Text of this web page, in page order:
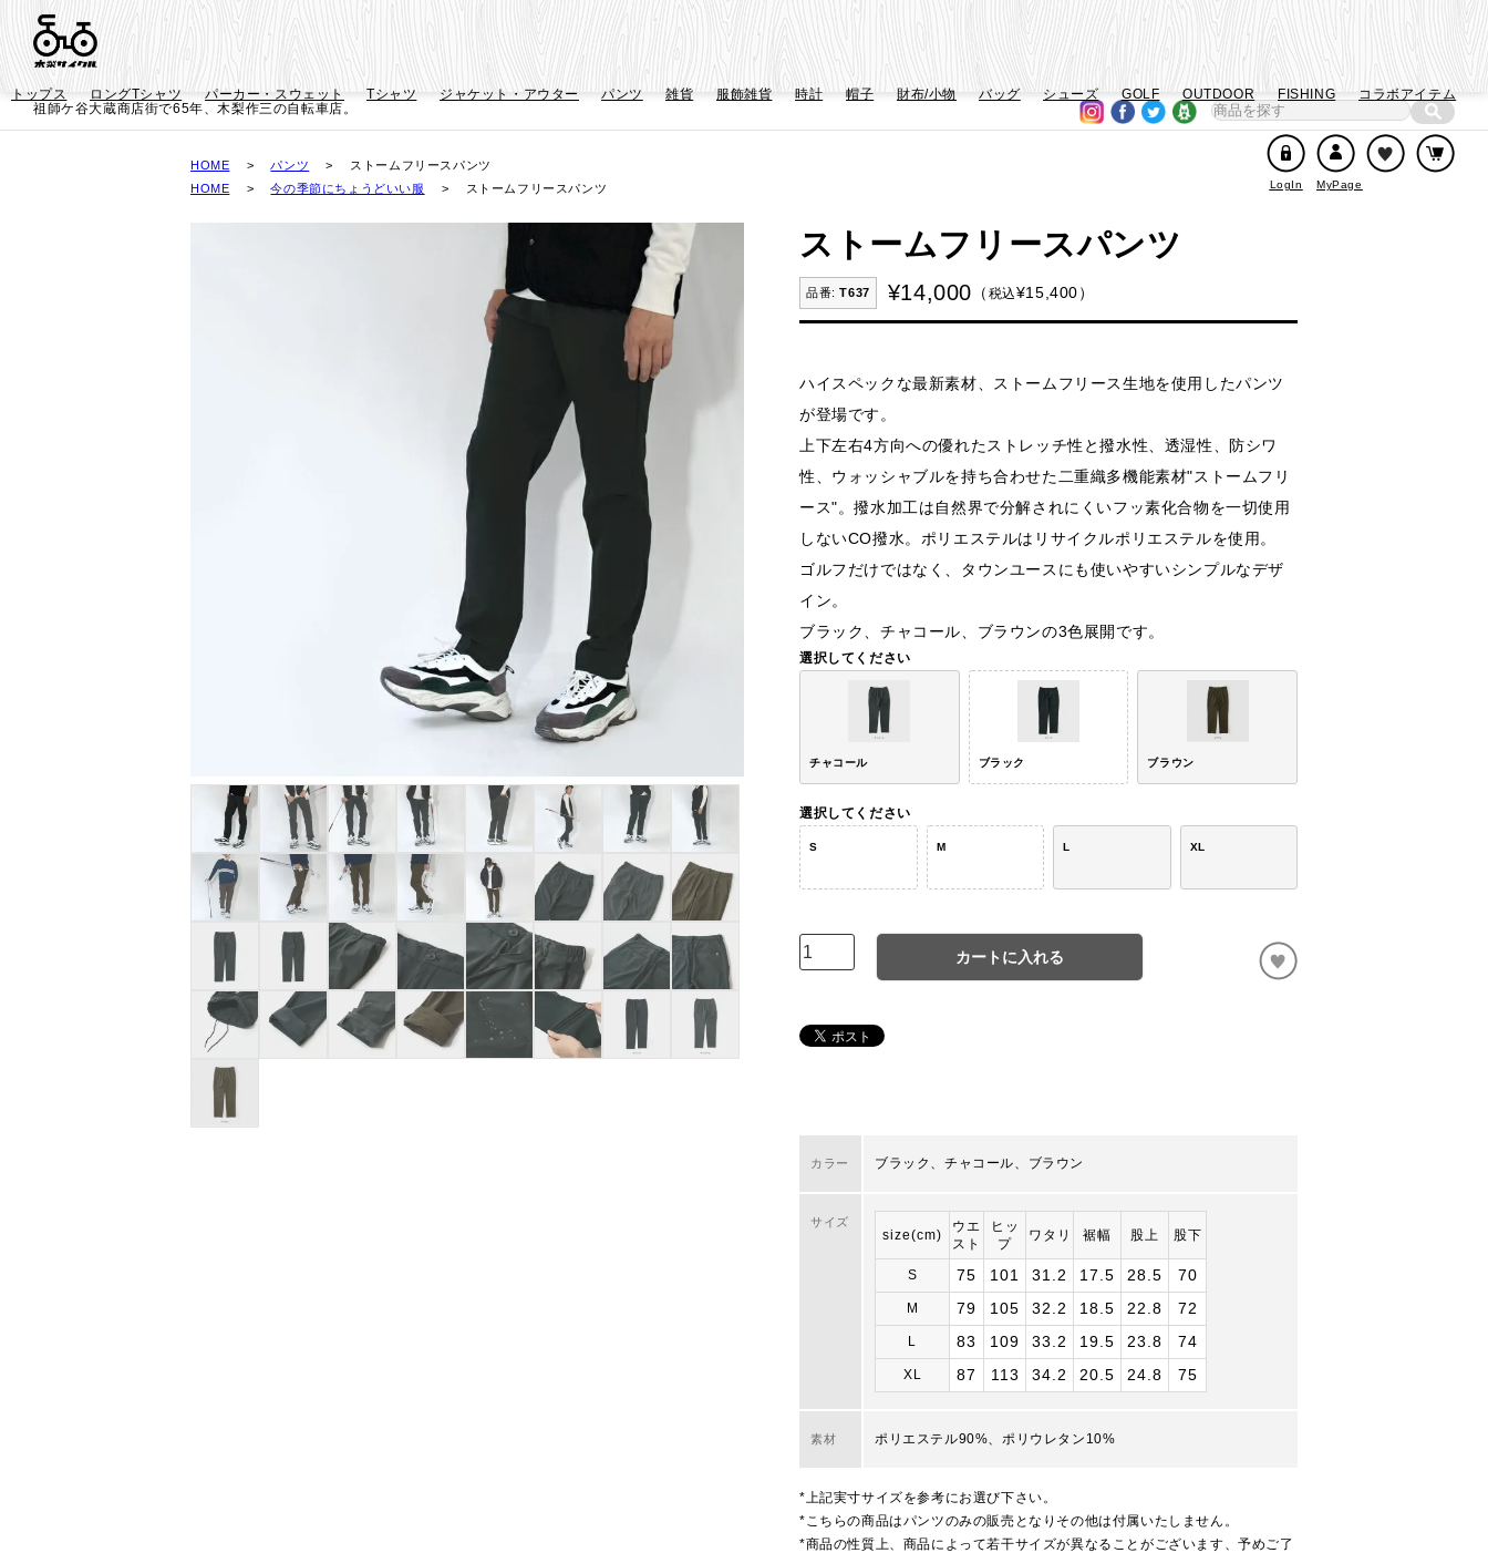
トップス ロングTシャツ パーカー・スウェット Tシャツ ジャケット・アウター パンツ 雑貨 服飾雑貨 時計 帽子 財布/小物 バッグ シューズ GOLF OUTDOOR FISHING コラボアイテム
MyPage
LogIn
祖師ケ谷大蔵商店街で65年、木梨作三の自転車店。
HOME パンツ
ストームフリースパンツ
HOME
今の季節にちょうどいい服 ストームフリースパンツ
ストームフリースパンツ
T637 ¥14,000 ¥15,400
税込
ハイスペックな最新素材、ストームフリース生地を使用したパンツ
が登場です。
上下左右4方向への優れたストレッチ性と撥水性、透湿性、防シワ
性、ウォッシャブルを持ち合わせた二重織多機能素材"ストームフリ
ース"。撥水加工は自然界で分解されにくいフッ素化合物を一切使用
しないCO撥水。ポリエステルはリサイクルポリエステルを使用。
ゴルフだけではなく、タウンユースにも使いやすいシンプルなデザ
イン。
ブラック、チャコール、ブラウンの3色展開です。
選択してください
チャコール ブラック ブラウン
選択してください
S M L XL
カートに入れる
カラー ブラック、チャコール、ブラウン
サイズ
size(cm)
ウエ
スト
ヒッ
プ
ワタリ 裾幅 股上 股下
S 75 101 31.2 17.5 28.5 70
M 79 105 32.2 18.5 22.8 72
L 83 109 33.2 19.5 23.8 74
XL 87 113 34.2 20.5 24.8 75
素材 ポリエステル90%、ポリウレタン10%
*上記実寸サイズを参考にお選び下さい。
*こちらの商品はパンツのみの販売となりその他は付属いたしません。
*商品の性質上、商品によって若干サイズが異なることがございます、予めご了